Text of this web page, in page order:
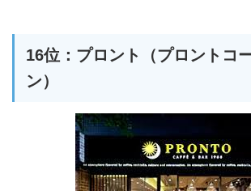
16位：プロント（プロントコ
ン）